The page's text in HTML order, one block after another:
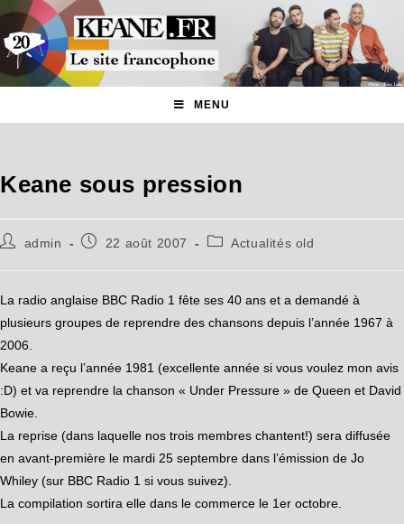
MENU
Keane sous pression
admin 22 août 2007 Actualités old
La radio anglaise BBC Radio 1 fête ses 40 ans et a demandé à
plusieurs groupes de reprendre des chansons depuis l’année 1967 à
2006.
Keane a reçu l’année 1981 (excellente année si vous voulez mon avis
:D) et va reprendre la chanson « Under Pressure » de Queen et David
Bowie.
La reprise (dans laquelle nos trois membres chantent!) sera diffusée
en avant-première le mardi 25 septembre dans l’émission de Jo
Whiley (sur BBC Radio 1 si vous suivez).
La compilation sortira elle dans le commerce le 1er octobre.